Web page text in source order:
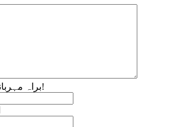
براہ مہربانی اپنی رائے درج کریں!